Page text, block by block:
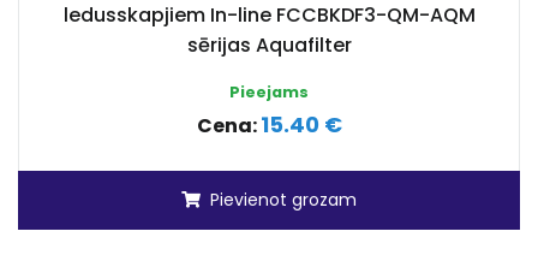
ledusskapjiem In-line FCCBKDF3-QM-AQM
sērijas Aquafilter
Pieejams
Cena:15.40 €
Pievienot grozam